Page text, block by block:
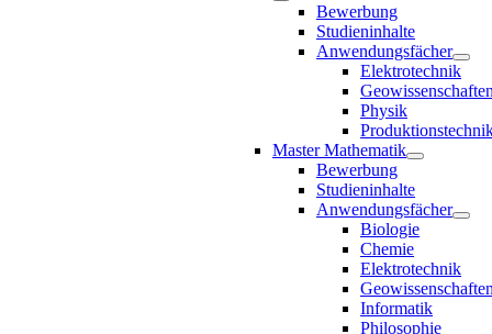
Bewerbung
Studieninhalte
Anwendungsfächer
Elektrotechnik
Physik
Master Mathematik
Bewerbung
Studieninhalte
Anwendungsfächer
Biologie
Chemie
Elektrotechnik
Informatik
Philosophie